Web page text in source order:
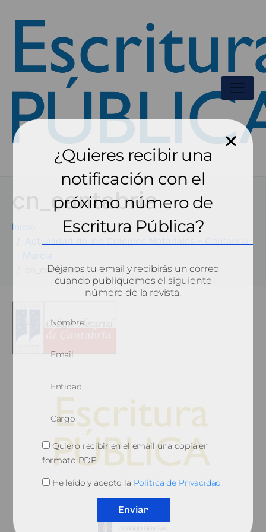
cn_cantabria
Inicio
Actualidad de los Colegios Notariales - Cantabria
| Murcia
cn_cantabria
© 2010, Consejo General del Notariado
¿Quieres recibir una
notificación con el
próximo número de
Escritura Pública?
Déjanos tu email y recibirás un correo
cuando publiquemos el siguiente
número de la revista.
Quiero recibir en el email una copia en
formato PDF
He leído y acepto la Política de Privacidad
Enviar